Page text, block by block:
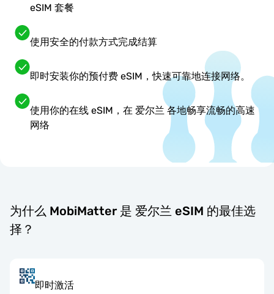
eSIM 套餐
使用安全的付款方式完成结算
即时安装你的预付费 eSIM，快速可靠地连接网络。
使用你的在线 eSIM，在 爱尔兰 各地畅享流畅的高速
网络
为什么 MobiMatter 是 爱尔兰 eSIM 的最佳选
择？
即时激活